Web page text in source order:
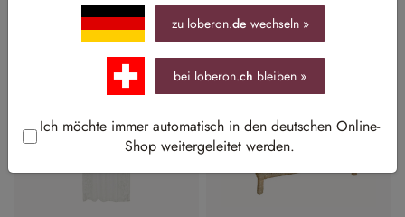
zu loberon.de wechseln »
bei loberon.ch bleiben »
Ich möchte immer automatisch in den deutschen Online-
Shop weitergeleitet werden.